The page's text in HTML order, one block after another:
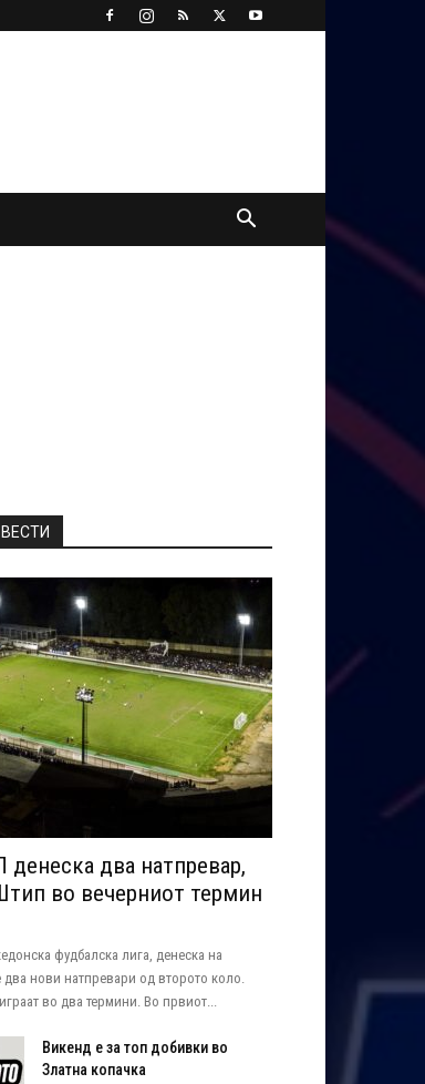
два натпревар,
во вечерниот термин
фудбалска лига, денеска на
два нови натпревари од второто коло.
во два термини. Во првиот...
Викенд е за топ добивки во
Златна копачка